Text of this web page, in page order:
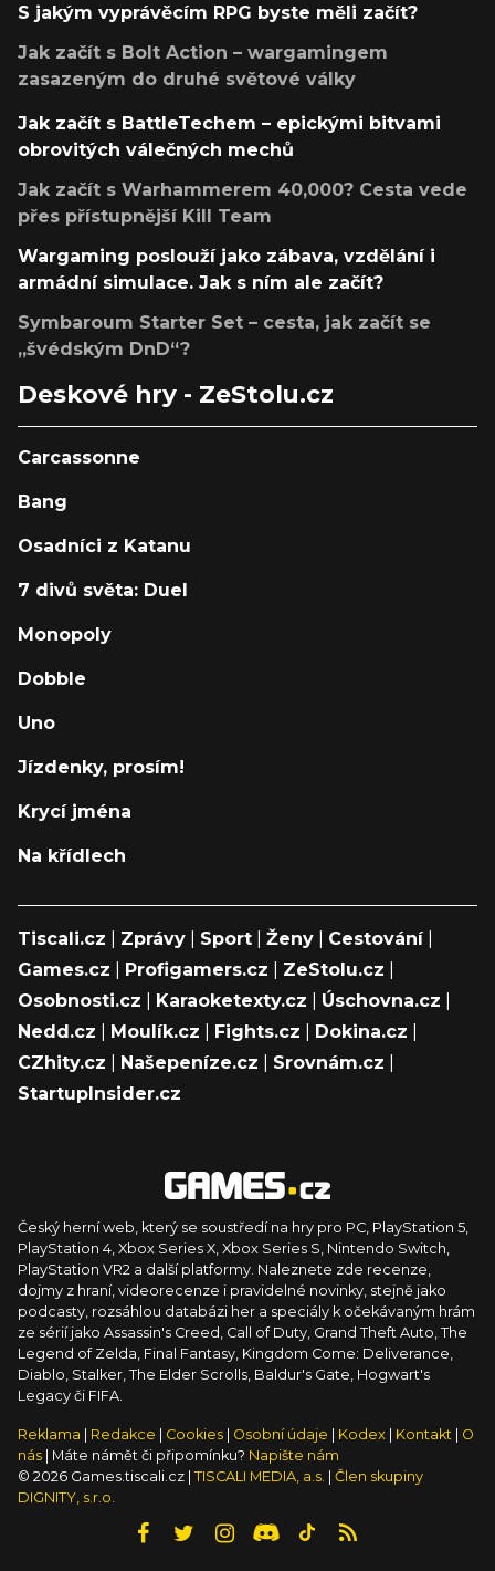
S jakým vyprávěcím RPG byste měli začít?
Jak začít s Bolt Action – wargamingem
zasazeným do druhé světové války
Jak začít s BattleTechem – epickými bitvami
obrovitých válečných mechů
Jak začít s Warhammerem 40,000? Cesta vede
přes přístupnější Kill Team
Wargaming poslouží jako zábava, vzdělání i
armádní simulace. Jak s ním ale začít?
Symbaroum Starter Set – cesta, jak začít se
„švédským DnD“?
Deskové hry - ZeStolu.cz
Carcassonne
Bang
Osadníci z Katanu
7 divů světa: Duel
Monopoly
Dobble
Uno
Jízdenky, prosím!
Krycí jména
Na křídlech
Tiscali.cz Zprávy Sport Ženy Cestování|
Games.cz
Profigamers.cz ZeStolu.cz
Osobnosti.cz
Karaoketexty.cz Úschovna.cz
Nedd.cz
Moulík.cz Fights.cz Dokina.cz
CZhity.cz
Našepeníze.cz Srovnám.cz
StartupInsider.cz
Český herní web, který se soustředí na hry pro PC, PlayStation 5,
PlayStation 4, Xbox Series X, Xbox Series S, Nintendo Switch,
PlayStation VR2 a další platformy. Naleznete zde recenze,
dojmy z hraní, videorecenze i pravidelné novinky, stejně jako
podcasty, rozsáhlou databázi her a speciály k očekávaným hrám
ze sérií jako Assassin's Creed, Call of Duty, Grand Theft Auto, The
Legend of Zelda, Final Fantasy, Kingdom Come: Deliverance,
Diablo, Stalker, The Elder Scrolls, Baldur's Gate, Hogwart's
Legacy či FIFA.
Reklama Redakce Cookies Osobní údaje Kodex Kontakt
O
nás
| Máte námět či připomínku? Napište nám
© 2026 Games.tiscali.cz | TISCALI MEDIA, a.s.
Člen skupiny
DIGNITY, s.r.o.